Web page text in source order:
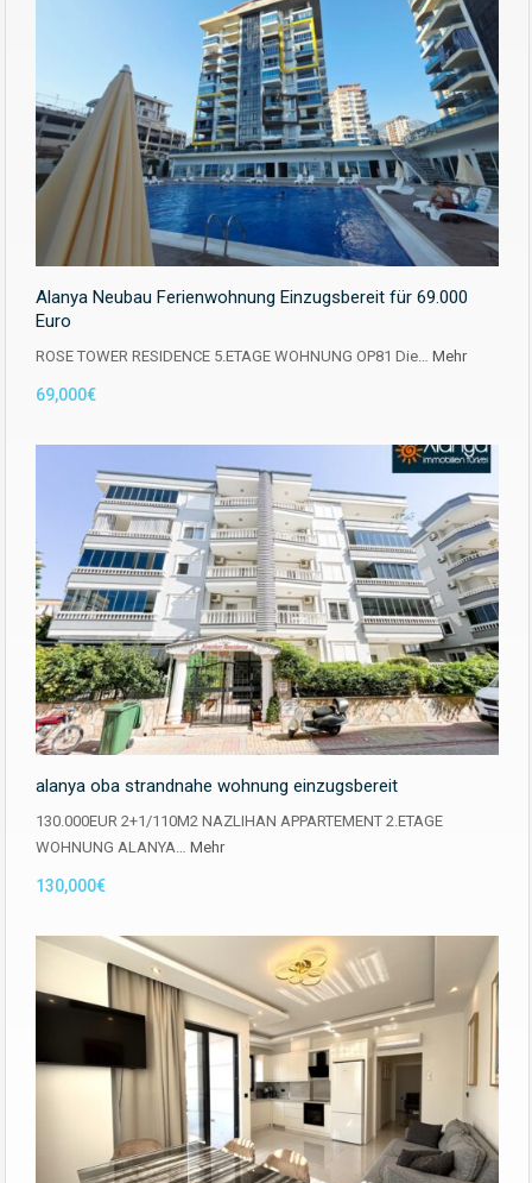
Alanya Neubau Ferienwohnung Einzugsbereit für 69.000
Euro
ROSE TOWER RESIDENCE 5.ETAGE WOHNUNG OP81 Die… Mehr
69,000€
alanya oba strandnahe wohnung einzugsbereit
130.000EUR 2+1/110M2 NAZLIHAN APPARTEMENT 2.ETAGE
WOHNUNG ALANYA… Mehr
130,000€